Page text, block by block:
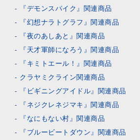
『デモンスパイク』関連商品
『幻想ナラトグラフ』関連商品
『夜のあしあと』関連商品
『天才軍師になろう』関連商品
『キミトエール！』関連商品
クラヤミクライン関連商品
『ビギニングアイドル』関連商品
『ネジクレネジマキ』関連商品
『なにもない村』関連商品
『ブルービートダウン』関連商品